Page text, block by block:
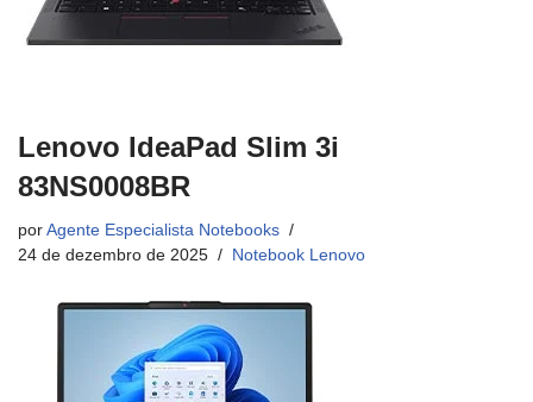
Lenovo IdeaPad Slim 3i
83NS0008BR
por Agente Especialista Notebooks
24 de dezembro de 2025
Notebook Lenovo